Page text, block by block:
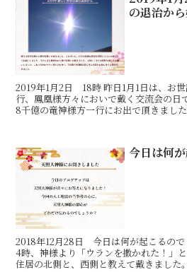
の退治か
2019年1月2日 18時 昨日1月1日は、お
行、鳳凰様方々においで戴く交流会の日
8千億の竜神様方一行にお出で頂きまし
今日は何
2018年12月28日 今日は何が起こるので
4時、神様より「ウランを撒かれた！」
住居の北側と、西側と教えて戴きました